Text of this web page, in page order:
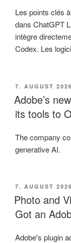
Les points clés
dans ChatGPT
intègre
Codex. Les
AM
7. AUGUST 2026
Adobe’s
its tools to
The company
generative AI.
AM
7. AUGUST 2026
Photo and
Got an
Adobe's plugin